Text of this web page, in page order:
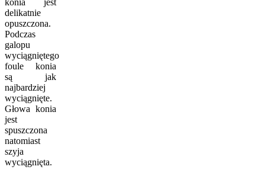
delikatnie
opuszczona.
Podczas
galopu
wyciągniętego
foule konia
są jak
najbardziej
wyciągnięte.
Głowa konia
jest
spuszczona
natomiast
szyja
wyciągnięta.